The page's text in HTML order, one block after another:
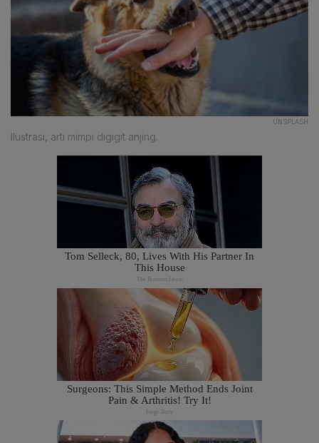
UNSPLASH
Ilustrasi, arti mimpi digigit anjing.